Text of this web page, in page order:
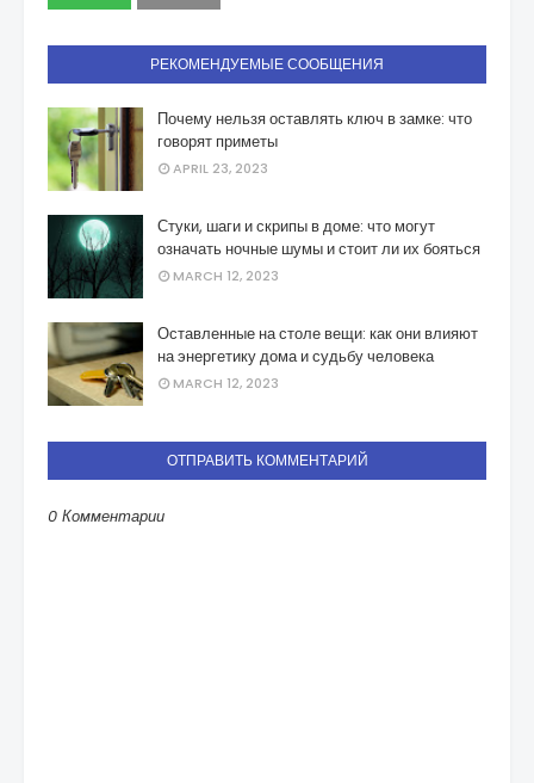
РЕКОМЕНДУЕМЫЕ СООБЩЕНИЯ
Почему нельзя оставлять ключ в замке: что
говорят приметы
APRIL 23, 2023
Стуки, шаги и скрипы в доме: что могут
означать ночные шумы и стоит ли их бояться
MARCH 12, 2023
Оставленные на столе вещи: как они влияют
на энергетику дома и судьбу человека
MARCH 12, 2023
ОТПРАВИТЬ КОММЕНТАРИЙ
0 Комментарии